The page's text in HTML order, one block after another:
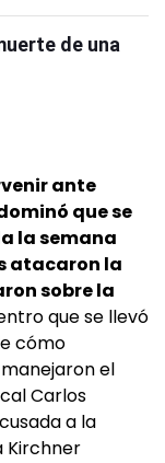
de una
ante
que se
la semana
atacaron la
sobre la
que se llevó
cómo
el
Carlos
a la
Kirchner